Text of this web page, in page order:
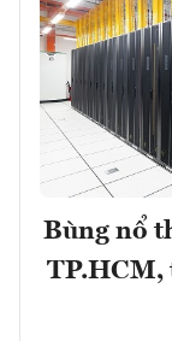
Bùng nổ
TP.HCM,